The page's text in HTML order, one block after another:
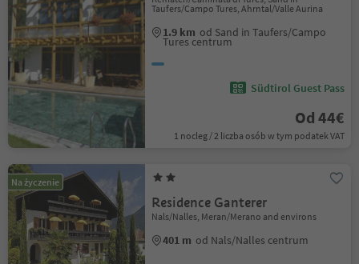
Taufers/Campo Tures, Ahrntal/Valle Aurina
1.9 km od Sand in Taufers/Campo
Tures centrum
Südtirol Guest Pass
Od 44€
1 nocleg / 2 liczba osób w tym podatek VAT
Na życzenie
Residence Ganterer
Nals/Nalles, Meran/Merano and environs
401 m od Nals/Nalles centrum